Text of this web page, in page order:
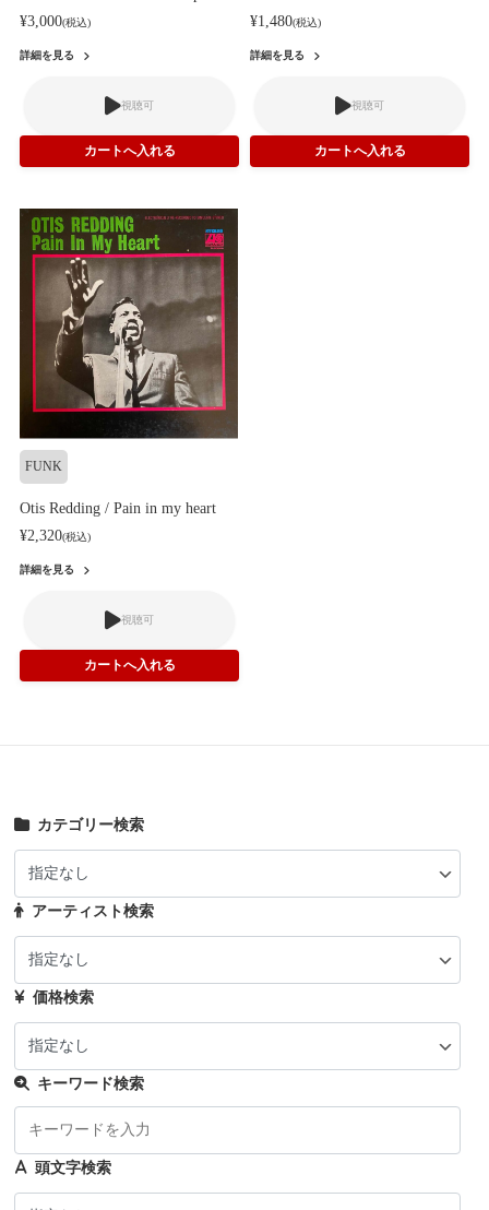
¥3,000(税込)
詳細を見る
視聴可
¥1,480(税込)
詳細を見る
視聴可
FUNK
Otis Redding / Pain in my heart
¥2,320(税込)
詳細を見る
視聴可
カテゴリー検索
アーティスト検索
価格検索
キーワード検索
頭文字検索